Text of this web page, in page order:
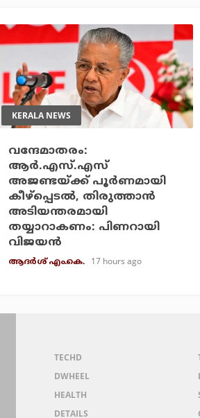
KERALA NEWS
വന്ദേമാതരം:
ആര്‍.എസ്.എസ്
അജണ്ടയ്ക്ക് പൂര്‍ണമായി
കീഴ്‌പ്പെടല്‍, തിരുത്താന്‍
അടിയന്തരമായി
തയ്യാറാകണം: പിണറായി
വിജയന്‍
ആദർശ് എം.കെ. 17 hours ago
TECHD
DWHEEL
HEALTH
DETAILS